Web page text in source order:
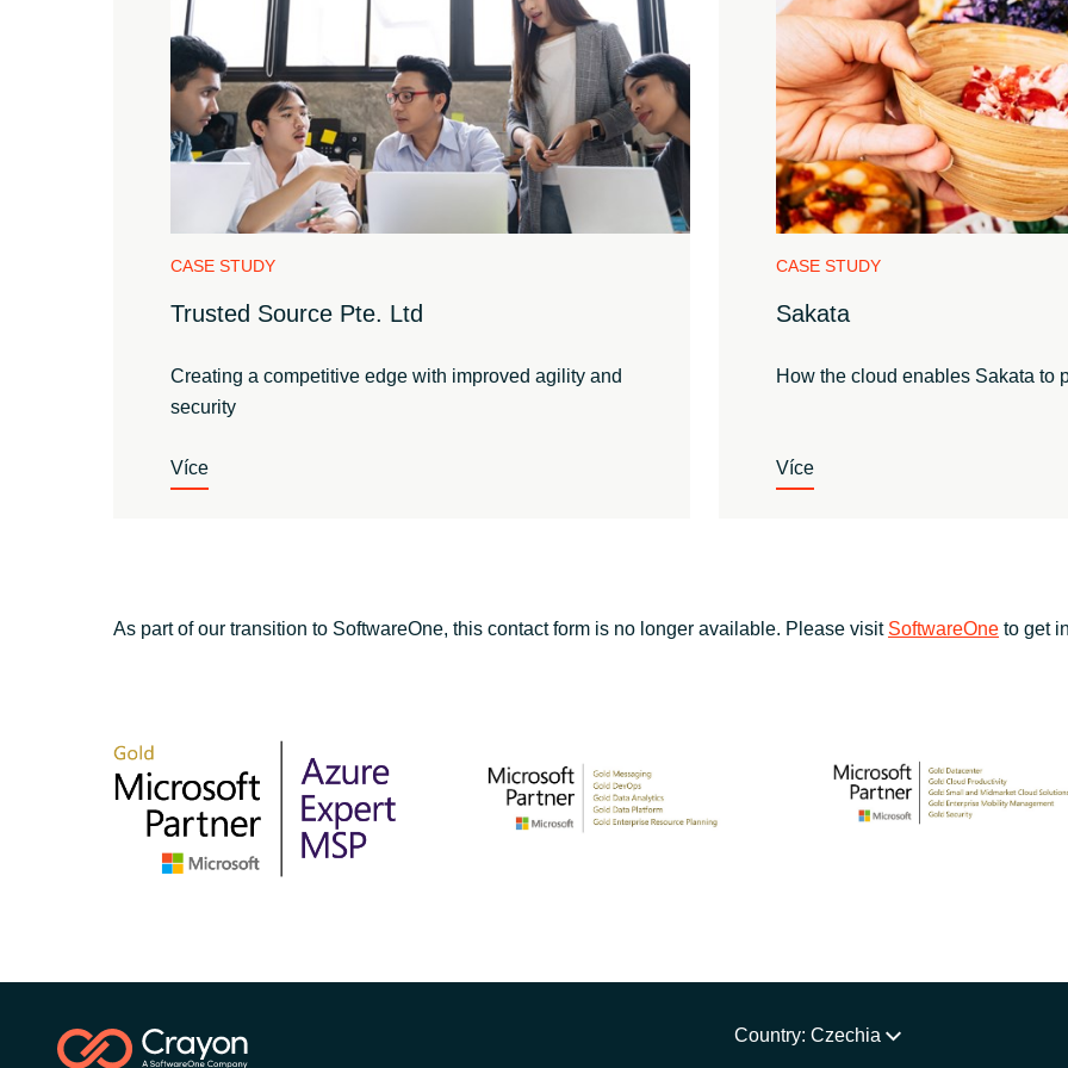
CASE STUDY
Trusted Source Pte. Ltd
Creating a competitive edge with improved agility and
security
Více
CASE STUDY
Sakata
How the cloud enables Sakata to
Více
As part of our transition to SoftwareOne, this contact form is no longer available. Please visit SoftwareOne to get
Country: Czechia